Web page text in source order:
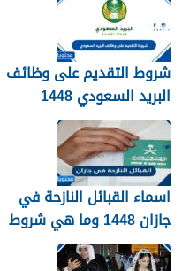
شروط التقديم على وظائف
البريد السعودي 1448
اسماء القبائل النازحة في
جازان 1448 وما هي شروط
تجنيسها